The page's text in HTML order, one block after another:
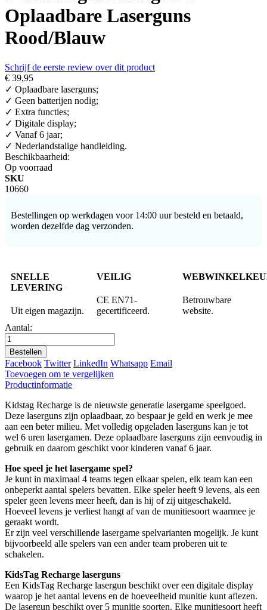
Oplaadbare Laserguns
Rood/Blauw
Schrijf de eerste review over dit product
€ 39,95
✓ Oplaadbare laserguns;
✓ Geen batterijen nodig;
✓ Extra functies;
✓ Digitale display;
✓ Vanaf 6 jaar;
✓ Nederlandstalige handleiding.
Beschikbaarheid:
Op voorraad
SKU
10660
Bestellingen op werkdagen voor 14:00 uur besteld en betaald,
worden dezelfde dag verzonden.
SNELLE
LEVERING
Uit eigen magazijn.
VEILIG
CE EN71-
gecertificeerd.
Betrouwbare
website.
Aantal:
Bestellen
Facebook Twitter LinkedIn Whatsapp Email
Toevoegen om te vergelijken
Productinformatie
Kidstag Recharge is de nieuwste generatie lasergame speelgoed.
Deze laserguns zijn oplaadbaar, zo bespaar je geld en werk je mee
aan een beter milieu. Met volledig opgeladen laserguns kan je tot
wel 6 uren lasergamen. Deze oplaadbare laserguns zijn eenvoudig in
gebruik en daarom geschikt voor kinderen vanaf 6 jaar.
Hoe speel je het lasergame spel?
Je kunt in maximaal 4 teams tegen elkaar spelen, elk team kan een
onbeperkt aantal spelers bevatten. Elke speler heeft 9 levens, als een
speler geen levens meer heeft, dan is hij of zij uitgeschakeld.
Hoeveel levens je verliest hangt af van de munitiesoort waarmee je
geraakt wordt.
Er zijn veel verschillende lasergame spelvarianten mogelijk. Je kunt
bijvoorbeeld alle spelers van een ander team proberen uit te
schakelen.
KidsTag Recharge laserguns
Een KidsTag Recharge lasergun beschikt over een digitale display
waarop je het aantal levens en de hoeveelheid munitie kunt aflezen.
De lasergun beschikt over 5 munitie soorten. Elke munitiesoort heeft